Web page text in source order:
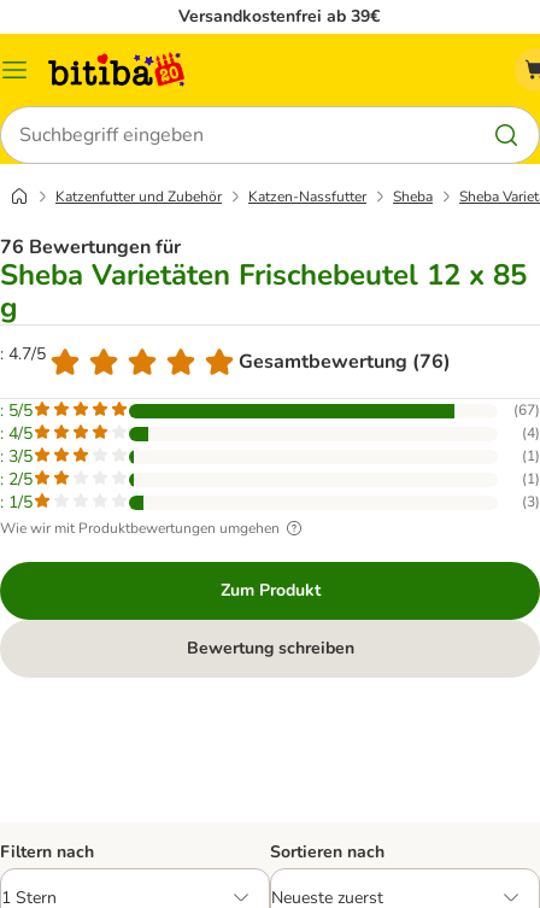
Versandkostenfrei ab 39€
Menü
Suchen
Katzenfutter und Zubehör Katzen-Nassfutter Sheba Sheba
76 Bewertungen für
Sheba Varietäten Frischebeutel 12 x 85
g
: 4.7/5 Gesamtbewertung (76)
: 5/5 (67)
: 4/5 (4)
: 3/5 (1)
: 2/5 (1)
: 1/5 (3)
Wie wir mit Produktbewertungen umgehen
Zum Produkt
Bewertung schreiben
Filtern nach Sortieren nach